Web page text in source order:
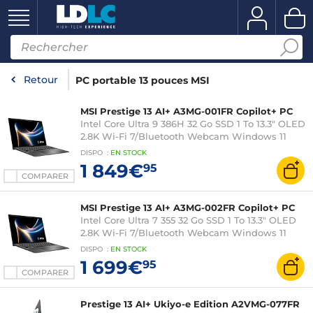
Retour PC portable 13 pouces MSI
COMPARER
MSI Prestige 13 AI+ A3MG-001FR Copilot+ PC
Intel Core Ultra 9 386H 32 Go SSD 1 To 13.3" OLED
2.8K Wi-Fi 7/Bluetooth Webcam Windows 11
Famille
DISPO : EN STOCK
1 849€95
COMPARER
MSI Prestige 13 AI+ A3MG-002FR Copilot+ PC
Intel Core Ultra 7 355 32 Go SSD 1 To 13.3" OLED
2.8K Wi-Fi 7/Bluetooth Webcam Windows 11
Famille
DISPO : EN STOCK
1 699€95
Prestige 13 AI+ Ukiyo-e Edition A2VMG-077FR